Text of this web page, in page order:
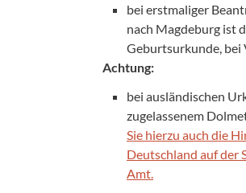
bei erstmaliger
nach Magdeburg ist
Geburtsurkunde, bei
Achtung:
bei ausländischen
zugelassenem
Sie hierzu auch die
Deutschland auf der
Amt.